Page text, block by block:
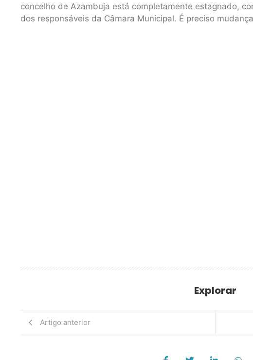
concelho de Azambuja está completamente estagnado,
dos responsáveis da Câmara Municipal. É preciso
Explorar
Artigo anterior